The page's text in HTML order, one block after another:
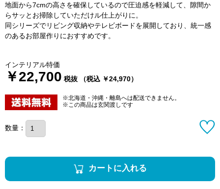
地面から7cmの高さを確保しているので圧迫感を軽減して、隙間か
らサッとお掃除していただけル仕上がりに。
同シリーズでリビング収納やテレビボードを展開しており、統一感
のあるお部屋作りにおすすめです。
インテリアル特価
￥22,700 税抜 （税込 ￥24,970）
※北海道・沖縄・離島へは配送できません。
※この商品は玄関渡しです
数量：
カートに入れる